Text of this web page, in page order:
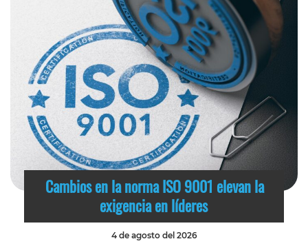
Cambios en la norma ISO 9001 elevan la
exigencia en líderes
4 de agosto del 2026